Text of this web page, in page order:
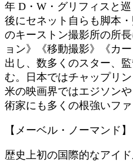
年 D・W・グリフィスと
後にセネット自らも脚本
のキーストン撮影所の所
ョン》《移動撮影》《カ
出し、数多くのスター、
む。日本ではチャップリ
米の映画界ではエジソン
術家にも多くの根強いファ
【メーベル・ノーマンド】
歴史上初の国際的なアイ